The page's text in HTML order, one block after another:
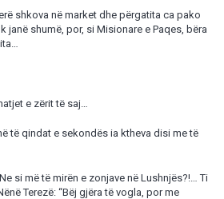
shkova në market dhe përgatita ca pako
janë shumë, por, si Misionare e Paqes, bëra
e zërit të saj…
të qindat e sekondës ia ktheva disi me të
si më të mirën e zonjave në Lushnjës?!… Ti
Terezë: “Bëj gjëra të vogla, por me